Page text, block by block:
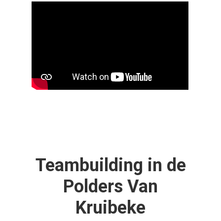
Teambuilding in de
Polders Van
Kruibeke